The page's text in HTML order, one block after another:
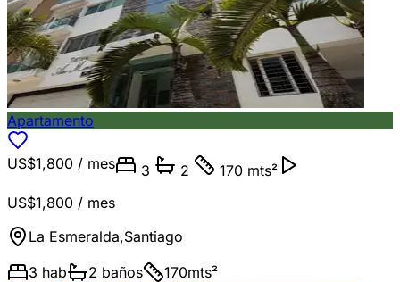
Apartamento
US$1,800 / mes 3 2
170 mts²
US$1,800 / mes
La Esmeralda,Santiago
3 hab 2 baños 170mts²